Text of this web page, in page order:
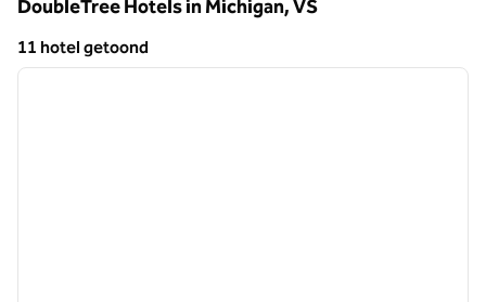
DoubleTree Hotels in Michigan, VS
11 hotel getoond
11 hotel getoond
1 van 12